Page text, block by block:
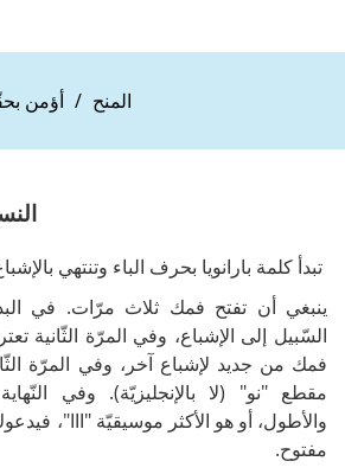
المنح أؤمن
تبدأ كلمة بارانويا بحرف الباء وتنتهي
ينبغي أن تفتح فمك ثلاث مرّات. في
السّبيل إلى الإشباع، وفي المرّة الثّانية
فمك من جديد لإشباع آخر، وفي المرّة
مقطع "نو" (لا بالإنجليزيّة). وفي
والأطول، أو هو الأكثر موسيقيّة "ااا"،
مفتوح.